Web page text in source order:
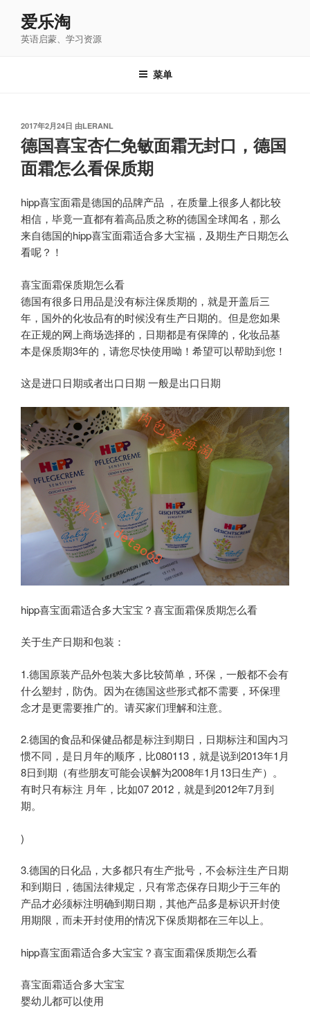
爱乐淘
英语启蒙、学习资源
菜单
发
布
于
2017年2月24日 由LERANL
德国喜宝杏仁免敏面霜无封口，德国
面霜怎么看保质期
hipp喜宝面霜是德国的品牌产品 ，在质量上很多人都比较
相信，毕竟一直都有着高品质之称的德国全球闻名，那么
来自德国的hipp喜宝面霜适合多大宝福，及期生产日期怎么
看呢？！
喜宝面霜保质期怎么看
德国有很多日用品是没有标注保质期的，就是开盖后三
年，国外的化妆品有的时候没有生产日期的。但是您如果
在正规的网上商场选择的，日期都是有保障的，化妆品基
本是保质期3年的，请您尽快使用呦！希望可以帮助到您！
这是进口日期或者出口日期 一般是出口日期
hipp喜宝面霜适合多大宝宝？喜宝面霜保质期怎么看
关于生产日期和包装：
1.德国原装产品外包装大多比较简单，环保，一般都不会有
什么塑封，防伪。因为在德国这些形式都不需要，环保理
念才是更需要推广的。请买家们理解和注意。
2.德国的食品和保健品都是标注到期日，日期标注和国内习
惯不同，是日月年的顺序，比080113，就是说到2013年1月
8日到期（有些朋友可能会误解为2008年1月13日生产）。
有时只有标注 月年，比如07 2012，就是到2012年7月到
期。
)
3.德国的日化品，大多都只有生产批号，不会标注生产日期
和到期日，德国法律规定，只有常态保存日期少于三年的
产品才必须标注明确到期日期，其他产品多是标识开封使
用期限，而未开封使用的情况下保质期都在三年以上。
hipp喜宝面霜适合多大宝宝？喜宝面霜保质期怎么看
喜宝面霜适合多大宝宝
婴幼儿都可以使用